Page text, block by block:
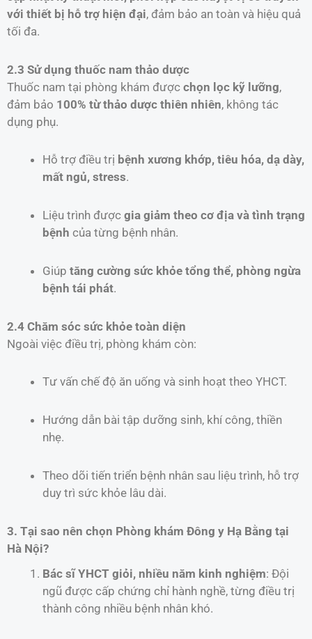
với thiết bị hỗ trợ hiện đại, đảm bảo an toàn và hiệu quả
tối đa.
2.3 Sử dụng thuốc nam thảo dược
Thuốc nam tại phòng khám được chọn lọc kỹ lưỡng,
đảm bảo 100% từ thảo dược thiên nhiên, không tác
dụng phụ.
Hỗ trợ điều trị bệnh xương khớp, tiêu hóa, dạ dày,
mất ngủ, stress.
Liệu trình được gia giảm theo cơ địa và tình trạng
bệnh của từng bệnh nhân.
Giúp tăng cường sức khỏe tổng thể, phòng ngừa
bệnh tái phát.
2.4 Chăm sóc sức khỏe toàn diện
Ngoài việc điều trị, phòng khám còn:
Tư vấn chế độ ăn uống và sinh hoạt theo YHCT.
Hướng dẫn bài tập dưỡng sinh, khí công, thiền
nhẹ.
Theo dõi tiến triển bệnh nhân sau liệu trình, hỗ trợ
duy trì sức khỏe lâu dài.
3. Tại sao nên chọn Phòng khám Đông y Hạ Bằng tại
Hà Nội?
Bác sĩ YHCT giỏi, nhiều năm kinh nghiệm: Đội
ngũ được cấp chứng chỉ hành nghề, từng điều trị
thành công nhiều bệnh nhân khó.